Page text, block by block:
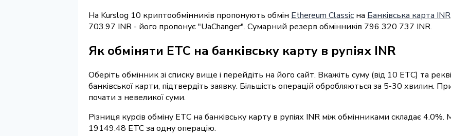
На Kurslog 10 криптообмінників пропонують обмін Ethereum Classic на Банківська карта INR
703.97 INR - його пропонує "UaChanger". Сумарний резерв обмінників 796 320 737 INR.
Як обміняти ETC на банківську карту в рупіях INR
Оберіть обмінник зі списку вище і перейдіть на його сайт. Вкажіть суму (від 10 ETC) та
банківської карти, підтвердіть заявку. Більшість операцій обробляються за 5-30 хвилин.
почати з невеликої суми.
Різниця курсів обміну ETC на банківську карту в рупіях INR між обмінниками складає 4.0%.
19149.48 ETC за одну операцію.